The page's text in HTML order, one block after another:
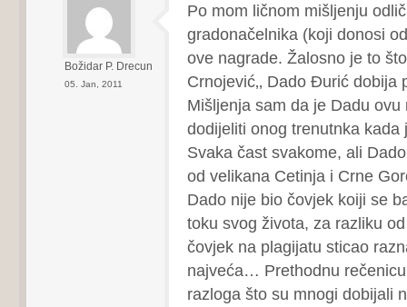
Božidar P. Drecun
05. Jan, 2011
Po mom ličnom mišljenju
gradonačelnika (koji donosi
ove nagrade. Žalosno je to što
Crnojević‚‚ Dado Đurić dobija
Mišljenja sam da je Dadu ovu
dodijeliti onog trenutnka kada
Svaka čast svakome, ali
od velikana Cetinja i Crne
Dado nije bio čovjek koiji se
toku svog života, za razliku
čovjek na plagijatu sticao
najveća… Prethodnu
razloga što su mnogi dobijali